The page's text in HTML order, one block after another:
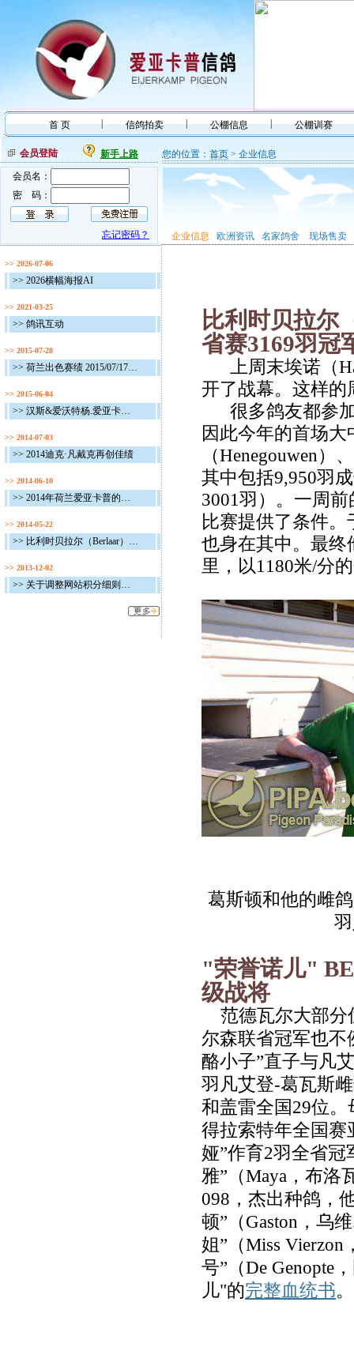
首 页 信鸽拍卖 公棚信息 公棚训赛
会员登陆
新手上路
会员名：
密 码：
忘记密码？
>> 2026-07-06
>> 2026横幅海报AI
>> 2021-03-25
>> 鸽讯互动
>> 2015-07-28
>> 荷兰出色赛绩 2015/07/17 - 2015/07/19
>> 2015-06-04
>> 汉斯&爱沃特杨.爱亚卡普连续夺魁：囊括索斯通冠、亚军和NPO基恩冠军 !
>> 2014-07-03
>> 2014迪克·凡戴克再创佳绩
>> 2014-06-10
>> 2014年荷兰爱亚卡普的最新赛绩
>> 2014-05-22
>> 比利时贝拉尔（Berlaar）的葛斯顿·范德瓦尔获得威尔森联省赛3169羽冠军及15000羽最高分速冠军
>> 2013-12-02
>> 关于调整网站积分细则的通告
您的位置： 首页 > 企业信息
企业信息 欧洲资讯 名家鸽舍 现场售卖
比利时贝拉尔
省赛3169羽冠
上周末埃诺（
开了战幕。这样的
很多鸽友都参加
因此今年的首场
（Henegouwen）
其中包括9,950羽
3001羽）。一周
比赛提供了条件
也身在其中。最终
里，以1180米/分
葛斯顿和他的雌
"荣誉诺儿"
级战将
范德瓦尔大部分
尔森联省冠军也
酪小子”直子与凡
羽凡艾登-葛瓦斯
和盖雷全国29位。
得拉索特年全国赛
娅”作育2羽全省冠
雅” （Maya ，布洛
098 ，杰出种鸽，
顿” （Gaston ，乌维
姐” （Miss Vierzon
号” （De Genopte
儿"的完整血统书。